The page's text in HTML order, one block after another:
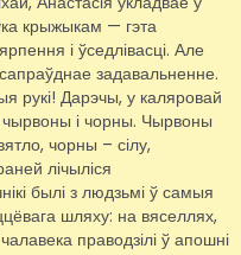
крыжыкам — гэта
і ўседлівасці. Але
задавальненне.
рукі! Дарэчы, у каляровай
і чорны. Чырвоны
чорны – сілу,
лічыліся
былі з людзьмі ў самыя
шляху: на вяселлях,
праводзілі ў апошні